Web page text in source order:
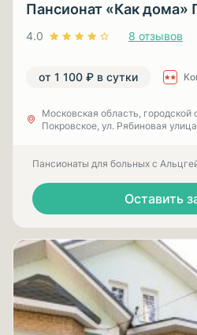
Пансионат «Как дома»
4.0 8 отзывов
от 1 100 ₽ в сутки
Московская область, городской
Покровское, ул. Рябиновая улица
Пансионаты для больных с
Оставить